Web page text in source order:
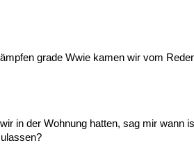
grade Wwie kamen wir vom
in der Wohnung hatten, sag mir wann